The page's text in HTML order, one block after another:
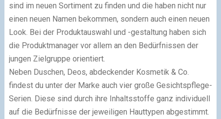
sind im neuen Sortiment zu finden und die haben nicht nur
einen neuen Namen bekommen, sondern auch einen neuen
Look. Bei der Produktauswahl und -gestaltung haben sich
die Produktmanager vor allem an den Bedürfnissen der
jungen Zielgruppe orientiert.
Neben Duschen, Deos, abdeckender Kosmetik & Co.
findest du unter der Marke auch vier große Gesichtspflege-
Serien. Diese sind durch ihre Inhaltsstoffe ganz individuell
auf die Bedürfnisse der jeweiligen Hauttypen abgestimmt.